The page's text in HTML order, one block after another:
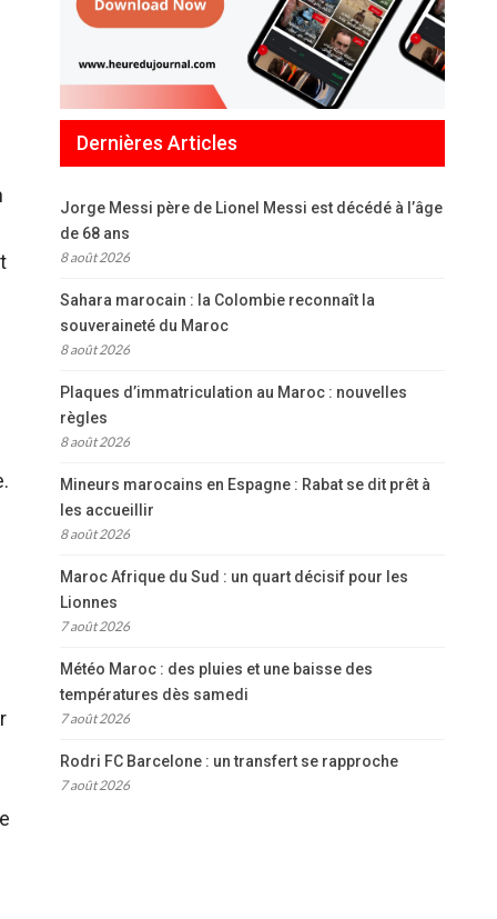
Dernières Articles
Jorge Messi père de Lionel Messi est décédé à l’âge
de 68 ans
8 août 2026
Sahara marocain : la Colombie reconnaît la
souveraineté du Maroc
8 août 2026
Plaques d’immatriculation au Maroc : nouvelles
règles
8 août 2026
Mineurs marocains en Espagne : Rabat se dit prêt à
les accueillir
8 août 2026
Maroc Afrique du Sud : un quart décisif pour les
Lionnes
7 août 2026
Météo Maroc : des pluies et une baisse des
températures dès samedi
7 août 2026
Rodri FC Barcelone : un transfert se rapproche
7 août 2026